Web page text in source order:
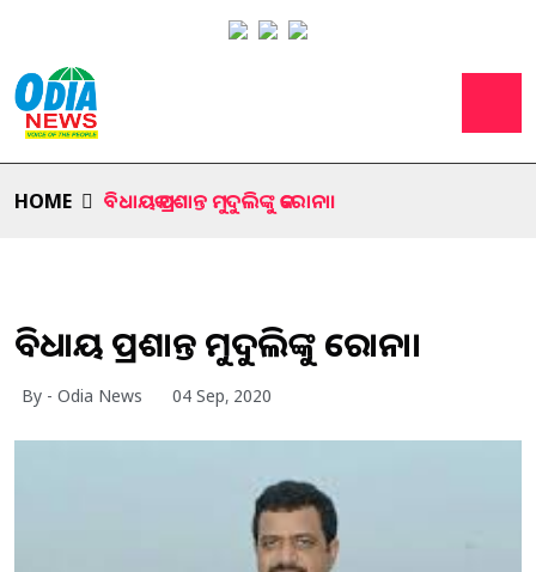
HOME ବିଧାୟକ ପ୍ରଶାନ୍ତ ମୁଦୁଲିଙ୍କୁ କରୋନା।
ବିଧାୟକ ପ୍ରଶାନ୍ତ ମୁଦୁଲିଙ୍କୁ କରୋନା।
By - Odia News 04 Sep, 2020